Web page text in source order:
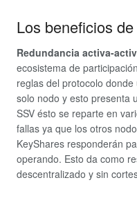
Los beneficios
Redundancia activa-
ecosistema de
reglas del protocolo
solo nodo y esto presenta
SSV ésto se reparte en
fallas ya que los otros
KeyShares responderán
operando. Esto da como
descentralizado y sin